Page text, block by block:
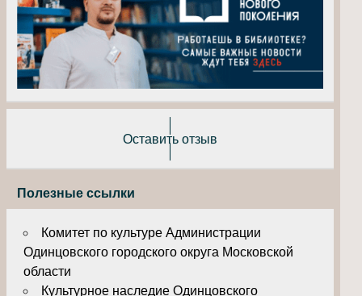
Оставить отзыв
Полезные ссылки
Комитет по культуре Администрации
Одинцовского городского округа Московской
области
Культурное наследие Одинцовского